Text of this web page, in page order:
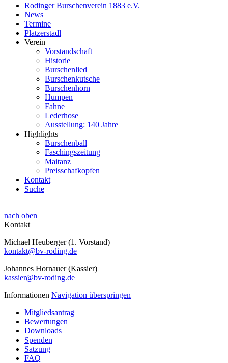
Rodinger Burschenverein 1883 e.V.
News
Termine
Platzerstadl
Verein
Vorstandschaft
Historie
Burschenlied
Burschenkutsche
Burschenhorn
Humpen
Fahne
Lederhose
Ausstellung: 140 Jahre
Highlights
Burschenball
Faschingszeitung
Maitanz
Preisschafkopfen
Kontakt
Suche
nach oben
Kontakt
Michael Heuberger (1. Vorstand)
kontakt@bv-roding.de
Johannes Hornauer (Kassier)
kassier@bv-roding.de
Informationen Navigation überspringen
Mitgliedsantrag
Bewertungen
Downloads
Spenden
Satzung
FAQ